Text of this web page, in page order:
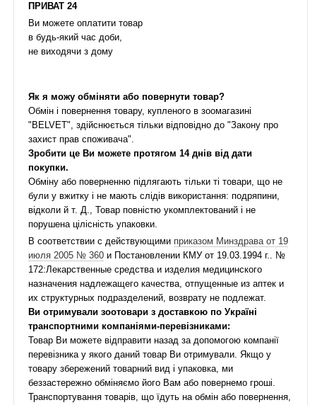
ПРИВАТ 24
Ви можете оплатити товар
в будь-який час доби,
не виходячи з дому
Як я можу обміняти або повернути товар?
Обмін і повернення товару, купленого в зоомагазині
"BELVET", здійснюється тільки відповідно до "Закону про
захист прав споживача".
Зробити це Ви можете протягом 14 днів від дати
покупки.
Обміну або поверненню підлягають тільки ті товари, що не
були у вжитку і не мають слідів використання: подряпини,
відколи й т. Д., Товар повністю укомплектований і не
порушена цілісність упаковки.
В соответствии с действующими приказом Минздрава от 19
июля 2005 № 360и Постановлении КМУ от 19.03.1994 г.. №
172:Лекарственные средства и изделия медицинского
назначения надлежащего качества, отпущенные из аптек и
их структурных подразделений, возврату не подлежат.
Ви отримували зоотовари з доставкою по Україні
транспортними компаніями-перевізниками:
Товар Ви можете відправити назад за допомогою компанії
перевізника у якого даний товар Ви отримували. Якщо у
товару збережений товарний вид і упаковка, ми
беззастережно обміняємо його Вам або повернемо гроші.
Транспортування товарів, що їдуть на обмін або повернення,